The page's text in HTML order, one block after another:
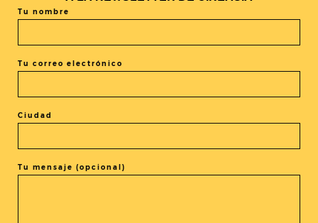
El evento está terminado.
Tu nombre
Tu correo electrónico
Ciudad
Tu mensaje (opcional)